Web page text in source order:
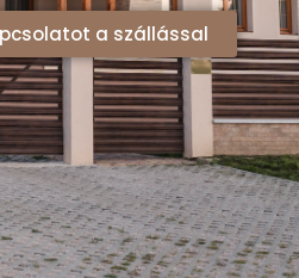
a szállással